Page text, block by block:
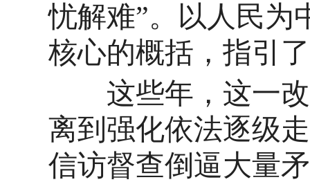
忧解难”。以人民为
核心的概括，指引
这些年，这一改
离到强化依法逐级
信访督查倒逼大量